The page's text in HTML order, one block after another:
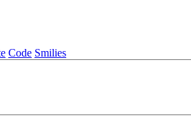
Code Smilies